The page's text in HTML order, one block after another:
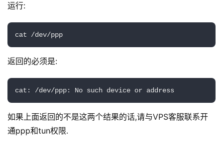
运行:
cat /dev/ppp
返回的必须是:
cat: /dev/ppp: No such device or address
如果上面返回的不是这两个结果的话,请与VPS客服联系开
通ppp和tun权限.